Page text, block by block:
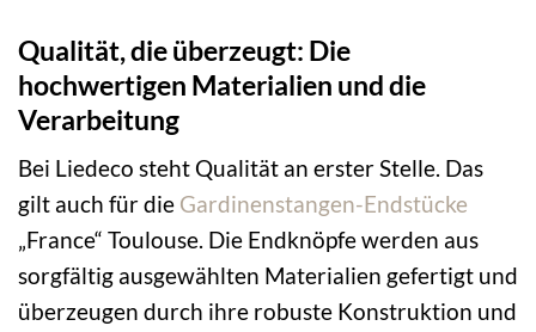
Qualität, die überzeugt: Die
hochwertigen Materialien und die
Verarbeitung
Bei Liedeco steht Qualität an erster Stelle. Das
gilt auch für die Gardinenstangen-Endstücke
„France“ Toulouse. Die Endknöpfe werden aus
sorgfältig ausgewählten Materialien gefertigt und
überzeugen durch ihre robuste Konstruktion und